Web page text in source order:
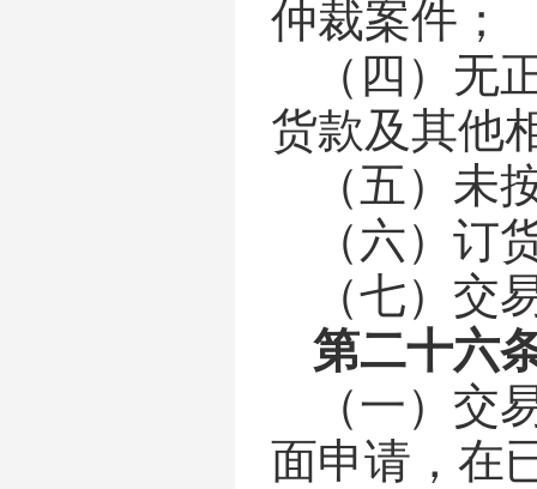
仲裁案件；
（四） 无
货款及其他
（五） 未
（六）订
（七） 交
第二十六
（一） 交
面申请，在